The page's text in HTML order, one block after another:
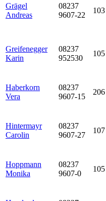
Grägel
Andreas
08237
9607-22
103
Greifenegger
Karin
08237
952530
105
Haberkorn
Vera
08237
9607-15
206
Hintermayr
Carolin
08237
9607-27
107
Hoppmann
Monika
08237
9607-0
105